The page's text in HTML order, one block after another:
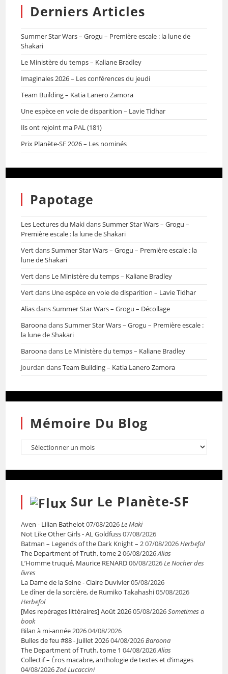
Derniers Articles
Summer Star Wars – Grogu – Première escale : la lune de
Shakari
Le Ministère du temps – Kaliane Bradley
Imaginales 2026 – Les conférences du jeudi
Team Building – Katia Lanero Zamora
Une espèce en voie de disparition – Lavie Tidhar
Ils ont rejoint ma PAL (181)
Prix Planète-SF 2026 – Les nominés
Papotage
Les Lectures du MakidansSummer Star Wars – Grogu –
Première escale : la lune de Shakari
VertdansSummer Star Wars – Grogu – Première escale : la
lune de Shakari
Vertdans Le Ministère du temps – Kaliane Bradley
Vertdans Une espèce en voie de disparition – Lavie Tidhar
AliasdansSummer Star Wars – Grogu – Décollage
BaroonadansSummer Star Wars – Grogu – Première escale :
la lune de Shakari
Baroonadans Le Ministère du temps – Kaliane Bradley
Jourdan dansTeam Building – Katia Lanero Zamora
Mémoire Du Blog
Sur Le Planète-SF
Aven - Lilian Bathelot07/08/2026Le Maki
Not Like Other Girls - AL Goldfuss07/08/2026
Batman – Legends of the Dark Knight – 207/08/2026Herbefol
The Department of Truth, tome 206/08/2026Alias
L’Homme truqué, Maurice RENARD06/08/2026Le Nocher des
livres
La Dame de la Seine - Claire Duvivier05/08/2026
Le dîner de la sorcière, de Rumiko Takahashi05/08/2026
Herbefol
[Mes repérages littéraires] Août 202605/08/2026Sometimes a
book
Bilan à mi-année 202604/08/2026
Bulles de feu #88 - Juillet 202604/08/2026Baroona
The Department of Truth, tome 1 04/08/2026Alias
Collectif – Éros macabre, anthologie de textes et d’images
04/08/2026Zoé Lucaccini